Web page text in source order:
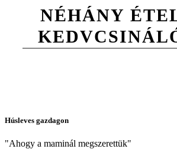
NÉHÁNY
Húsleves gazdagon
"Ahogy a maminál megszerettük"